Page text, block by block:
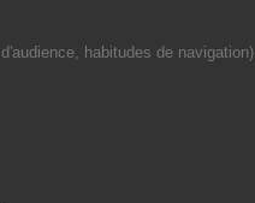
habitudes de navigation).